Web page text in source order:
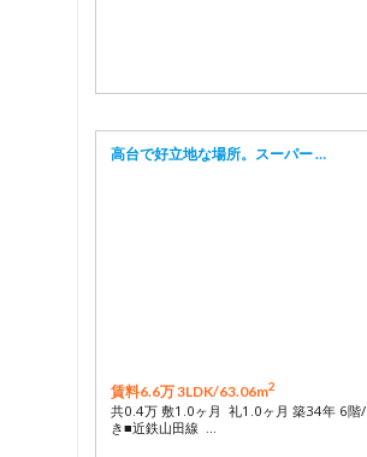
高台で好立地な場所。スーパー …
賃料6.6万 3LDK/63.06m2
共0.4万 敷1.0ヶ月 礼1.0ヶ月 築34年 6階/
き■近鉄山田線 …